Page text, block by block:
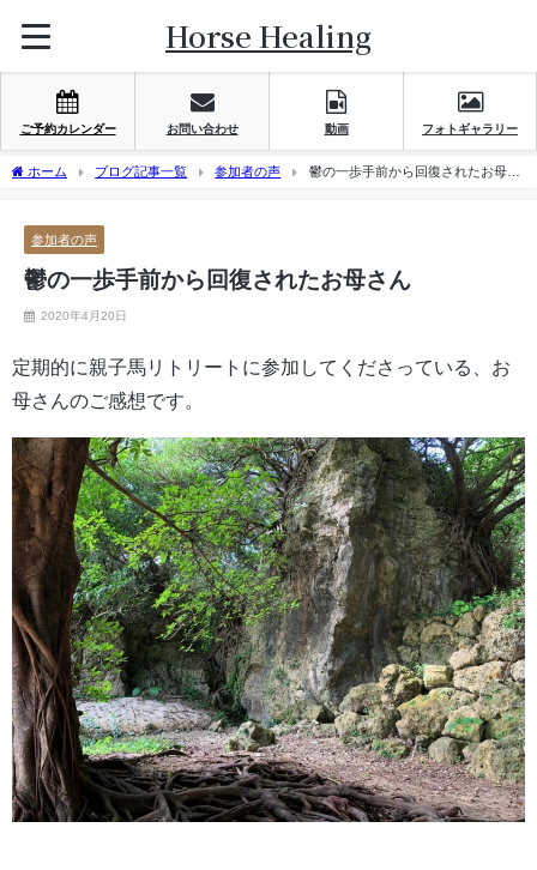
Horse Healing
ご予約カレンダー お問い合わせ 動画 フォトギャラリー
ホーム ブログ記事一覧 参加者の声
鬱の一歩手前から回復されたお母さ
参加者の声
鬱の一歩手前から回復されたお母さん
2020年4月20日
定期的に親子馬リトリートに参加してくださっている、お
母さんのご感想です。